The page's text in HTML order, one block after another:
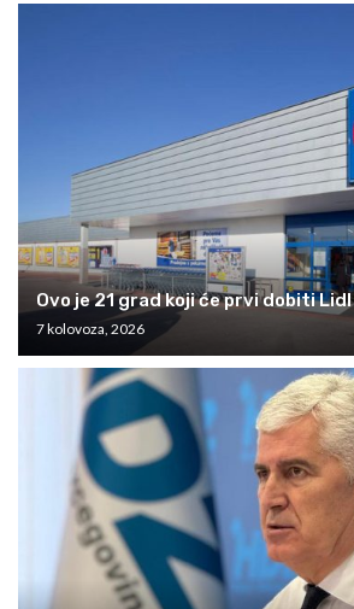
Ovo je 21 grad koji će prvi dobiti Lidl
7 kolovoza, 2026